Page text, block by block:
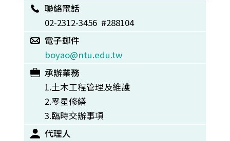
聯絡電話
02-2312-3456 #288104
電子郵件
boyao@ntu.edu.tw
承辦業務
1.土木工程管理及維護
2.零星修繕
3.臨時交辦事項
代理人